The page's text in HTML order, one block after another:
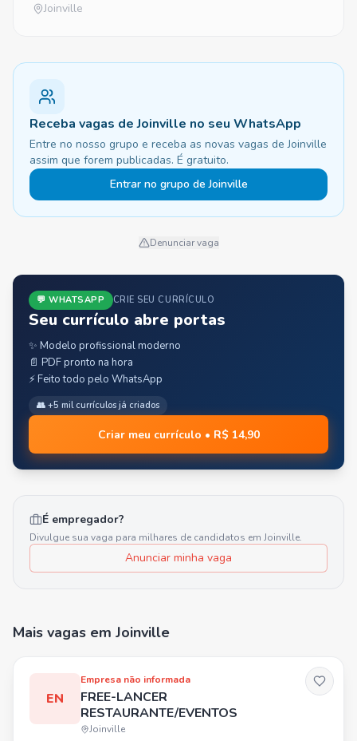
Joinville
Receba vagas de Joinville no seu WhatsApp
Entre no nosso grupo e receba as novas vagas de Joinville
assim que forem publicadas. É gratuito.
Entrar no grupo de Joinville
Denunciar vaga
💬 WHATSAPP CRIE SEU CURRÍCULO
Seu currículo abre portas
✨ Modelo profissional moderno
📄 PDF pronto na hora
⚡ Feito todo pelo WhatsApp
👥 +5 mil currículos já criados
Criar meu currículo • R$ 14,90
É empregador?
Divulgue sua vaga para milhares de candidatos em Joinville.
Anunciar minha vaga
Mais vagas em Joinville
EN
Empresa não informada
FREE-LANCER
RESTAURANTE/EVENTOS
Joinville